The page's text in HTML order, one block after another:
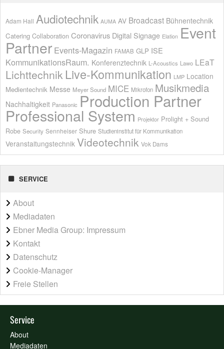
Adam Hall Audiotechnik AUMA AV Broadcast Bühnentechnik
Catering Collaboration Coronavirus Digital Signage Elation Event
Partner Events-Magazin FAMAB GLP ISE
KommunikationsRaum. Konferenztechnik L-Acoustics Lawo LEaT
Lichttechnik Live-Kommunikation LMP Location
Medientechnik Messe Meyer Sound MICE Mikrofon Musikmedia
Nachhaltigkeit Panasonic Production Partner
Professional System Projektor Prolight + Sound
Robe Security Sennheiser Shure Studieninstitut für Kommunikation
Veranstaltungstechnik Videotechnik Vok Dams
SERVICE
About
Mediadaten
Ebner Media Group: Impressum
Kontakt
Datenschutz
Cookie-Manager
Freie Stellen
Service
About
Mediadaten